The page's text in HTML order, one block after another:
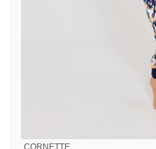
CORNETTE